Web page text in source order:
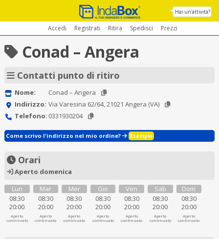
Hai un'attività?
Accedi Registrati Ritira Spedisci Prezzi
Conad – Angera
Contatti punto di ritiro
Nome:
Conad – Angera
Indirizzo: Via Varesina 62/64, 21021 Angera (VA)
Telefono: 0331930204
Come scrivo l'indirizzo nel mio ordine? Esempio
Orari
Aperto domenica
Lun
08:30
20:00
Aperto
continuato
Mar
08:30
20:00
Aperto
continuato
Mer
08:30
20:00
Aperto
continuato
Gio
08:30
20:00
Aperto
continuato
Ven
08:30
20:00
Aperto
continuato
Sab
08:30
20:00
Aperto
continuato
Dom
08:30
20:00
Aperto
continuato